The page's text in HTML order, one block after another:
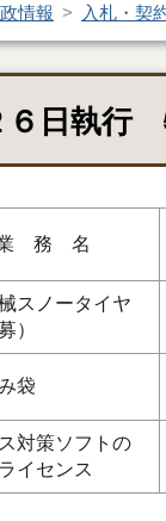
情報 入札・契
６日執行
務 名
スノータイヤ
）
袋
対策ソフトの
イセンス